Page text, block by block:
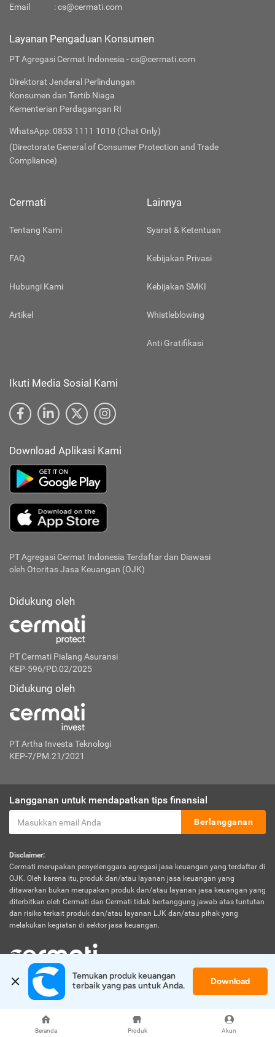
Beranda Produk Akun
Email
:cs@cermati.com
Layanan Pengaduan Konsumen
PT Agregasi Cermat Indonesia - cs@cermati.com
Direktorat Jenderal Perlindungan
Konsumen dan Tertib Niaga
Kementerian Perdagangan RI
WhatsApp: 0853 1111 1010 (Chat Only)
(Directorate General of Consumer Protection and Trade
Compliance)
Cermati
Tentang Kami
FAQ
Hubungi Kami
Artikel
Lainnya
Syarat & Ketentuan
Kebijakan Privasi
Kebijakan SMKI
Whistleblowing
Anti Gratifikasi
Ikuti Media Sosial Kami
Download Aplikasi Kami
PT Agregasi Cermat Indonesia Terdaftar dan Diawasi
oleh Otoritas Jasa Keuangan (OJK)
Didukung oleh
PT Cermati Pialang Asuransi
KEP-596/PD.02/2025
Didukung oleh
PT Artha Investa Teknologi
KEP-7/PM.21/2021
Langganan untuk mendapatkan tips finansial
Berlangganan
Disclaimer:
Cermati merupakan penyelenggara agregasi jasa keuangan yang terdaftar di
OJK. Oleh karena itu, produk dan/atau layanan jasa keuangan yang
ditawarkan bukan merupakan produk dan/atau layanan jasa keuangan yang
diterbitkan oleh Cermati dan Cermati tidak bertanggung jawab atas tuntutan
dan risiko terkait produk dan/atau layanan LJK dan/atau pihak yang
melakukan kegiatan di sektor jasa keuangan.
© 2026 Cermati. All Rights Reserved.
Temukan produk keuangan
terbaik yang pas untuk Anda.
Download